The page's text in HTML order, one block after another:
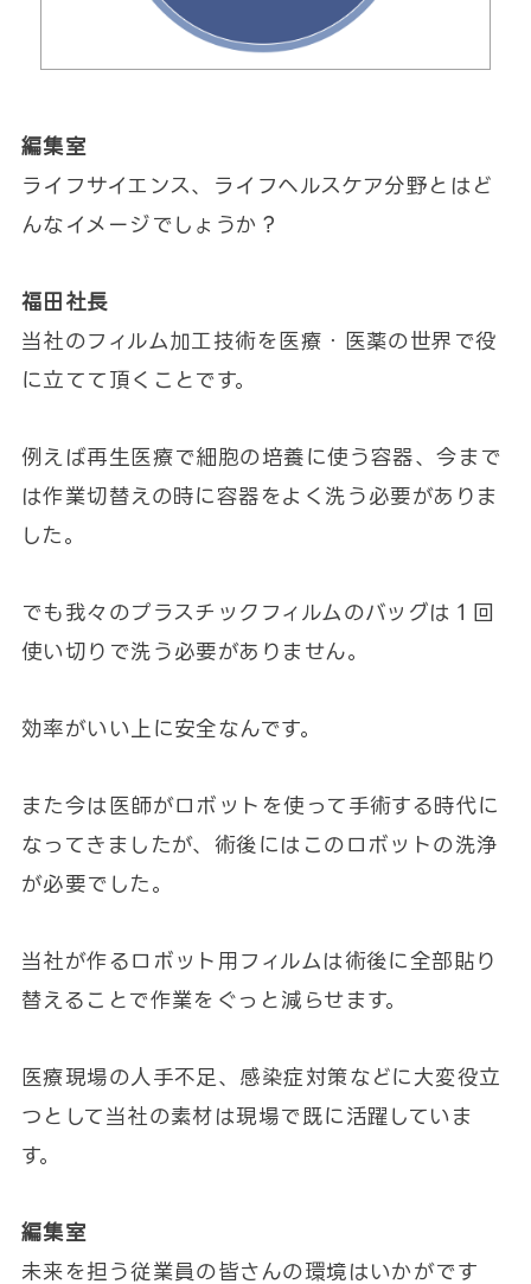
編集室
ライフサイエンス、ライフヘルスケア分野とはど
んなイメージでしょうか？
福田社長
当社のフィルム加工技術を医療・医薬の世界で役
に立てて頂くことです。
例えば再生医療で細胞の培養に使う容器、今まで
は作業切替えの時に容器をよく洗う必要がありま
した。
でも我々のプラスチックフィルムのバッグは１回
使い切りで洗う必要がありません。
効率がいい上に安全なんです。
また今は医師がロボットを使って手術する時代に
なってきましたが、術後にはこのロボットの洗浄
が必要でした。
当社が作るロボット用フィルムは術後に全部貼り
替えることで作業をぐっと減らせます。
医療現場の人手不足、感染症対策などに大変役立
つとして当社の素材は現場で既に活躍していま
す。
編集室
未来を担う従業員の皆さんの環境はいかがです